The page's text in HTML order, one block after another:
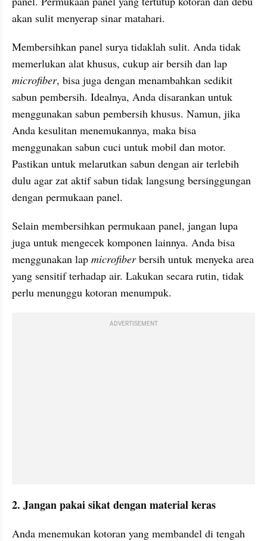
akan sulit menyerap sinar matahari.
Membersihkan panel surya tidaklah sulit. Anda tidak
microfiber, bisa juga dengan menambahkan sedikit
sabun pembersih. Idealnya, Anda disarankan untuk
menggunakan sabun pembersih khusus. Namun, jika
Anda kesulitan menemukannya, maka bisa
menggunakan sabun cuci untuk mobil dan motor.
Pastikan untuk melarutkan sabun dengan air terlebih
dulu agar zat aktif sabun tidak langsung bersinggungan
dengan permukaan panel.
Selain membersihkan permukaan panel, jangan lupa
juga untuk mengecek komponen lainnya. Anda bisa
menggunakan lap microfiber bersih untuk menyeka area
yang sensitif terhadap air. Lakukan secara rutin, tidak
perlu menunggu kotoran menumpuk.
ADVERTISEMENT
2. Jangan pakai sikat dengan material keras
Anda menemukan kotoran yang membandel di tengah